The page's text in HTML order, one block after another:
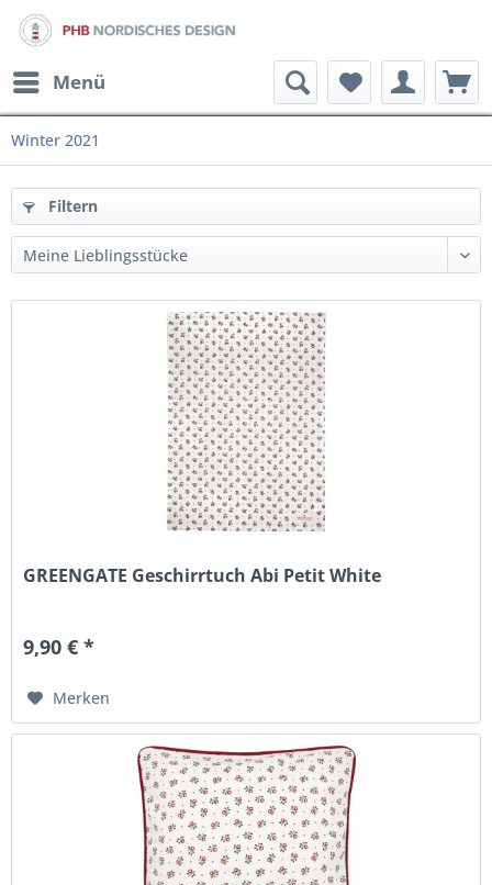
Menü
Winter 2021
Filtern
GREENGATE Geschirrtuch Abi Petit White
9,90 € *
Merken